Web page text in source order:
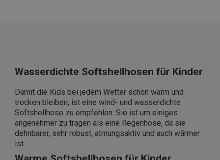
Wasserdichte Softshellhosen für Kinder
Damit die Kids bei jedem Wetter schön warm und
trocken bleiben, ist eine wind- und wasserdichte
Softshellhose zu empfehlen. Sie ist um einiges
angenehmer zu tragen als eine Regenhose, da sie
dehnbarer, sehr robust, atmungsaktiv und auch wärmer
ist.